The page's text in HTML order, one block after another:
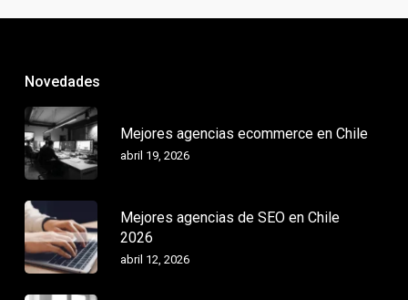
Novedades
Mejores agencias ecommerce en Chile
abril 19, 2026
Mejores agencias de SEO en Chile
2026
abril 12, 2026